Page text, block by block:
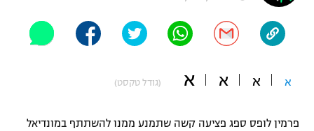
"מחצית בשכונה" – פודקאסט
אופניים
א א א א (גודל טקסט)
פרמין לופס ספג פציעה קשה שתמנע ממנו להשתתף במונדיאל